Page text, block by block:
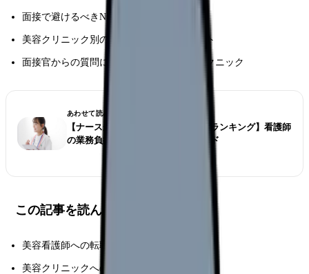
面接で避けるべきNG例とその改善ポイント
美容クリニック別の志望動機の調整ポイント
面接官からの質問に対する効果的な回答テクニック
あわせて読みたい
【ナースが選ぶ仕事が大変な診療科ランキング】看護師
の業務負担とストレス対策完全ガイド
この記事を読んでほしい人
美容看護師への転職を考えている看護師
美容クリニックへの就職を目指す新卒看護師